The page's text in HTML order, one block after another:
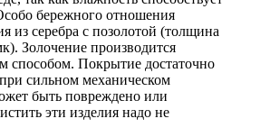
бережного отношения
из серебра с позолотой (толщина
Золочение производится
способом. Покрытие достаточно
сильном механическом
быть повреждено или
эти изделия надо не